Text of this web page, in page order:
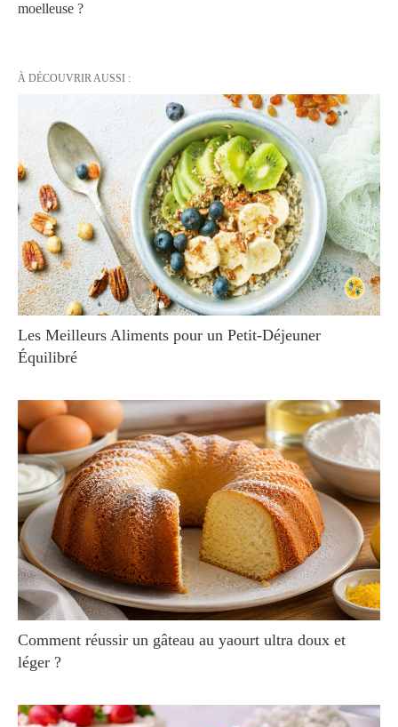
moelleuse ?
À DÉCOUVRIR AUSSI :
Les Meilleurs Aliments pour un Petit-Déjeuner
Équilibré
Comment réussir un gâteau au yaourt ultra doux et
léger ?